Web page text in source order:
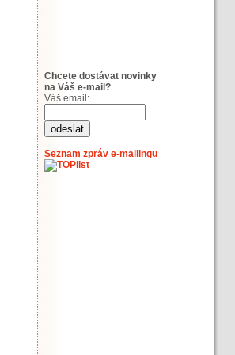
Chcete dostávat novinky
na Váš e-mail?
Váš email:
Seznam zpráv e-mailingu